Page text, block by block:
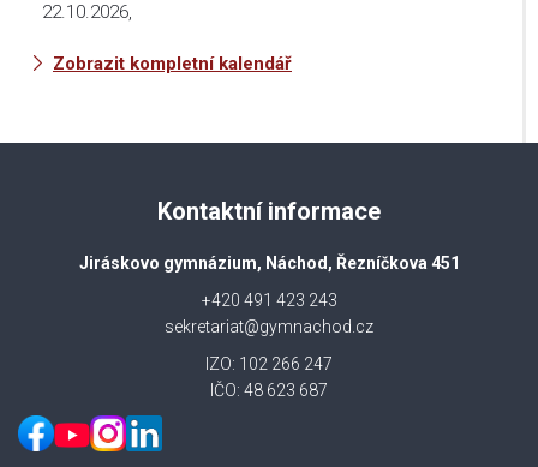
22.10.2026,
Zobrazit kompletní kalendář
Kontaktní informace
Jiráskovo gymnázium, Náchod, Řezníčkova 451
+420 491 423 243
sekretariat@gymnachod.cz
IZO: 102 266 247
IČO: 48 623 687